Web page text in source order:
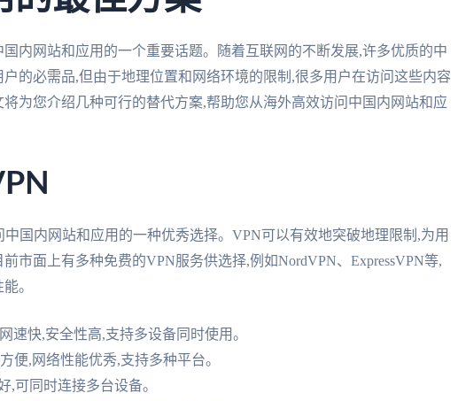
内网站和应用的一个重要话题。随着互联网的不断发展,许多优质的中
的必需品,但由于地理位置和网络环境的限制,很多用户在访问这些内容
为您介绍几种可行的替代方案,帮助您从海外高效访问中国内网站和应
国内网站和应用的一种优秀选择。VPN可以有效地突破地理限制,为用
市面上有多种免费的VPN服务供选择,例如NordVPN、ExpressVPN等,
。
速快,安全性高,支持多设备同时使用。
便,网络性能优秀,支持多种平台。
,可同时连接多台设备。